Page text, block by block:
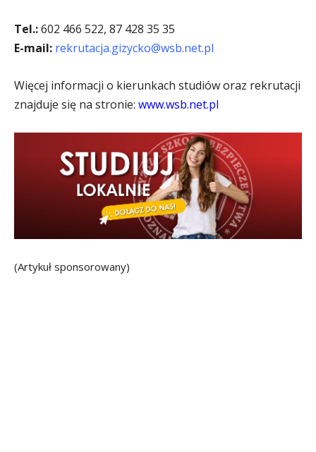
Tel.:602 466 522, 87 428 35 35
E-mail: rekrutacja.gizycko@wsb.net.pl
Więcej informacji o kierunkach studiów oraz rekrutacji
znajduje się na stronie: www.wsb.net.pl
(Artykuł sponsorowany)